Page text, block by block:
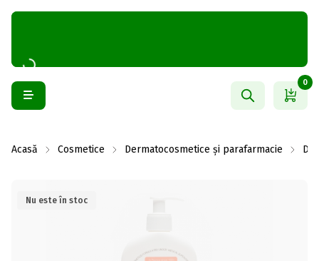
0
Acasă Cosmetice Dermatocosmetice și parafarmacie
Nu este în stoc